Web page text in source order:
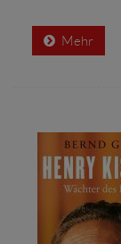
Mehr